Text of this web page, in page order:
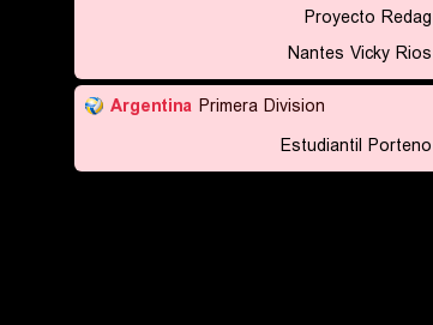
Proyecto Redag
Nantes Vicky Rios
Argentina Primera Division
Estudiantil Porteno